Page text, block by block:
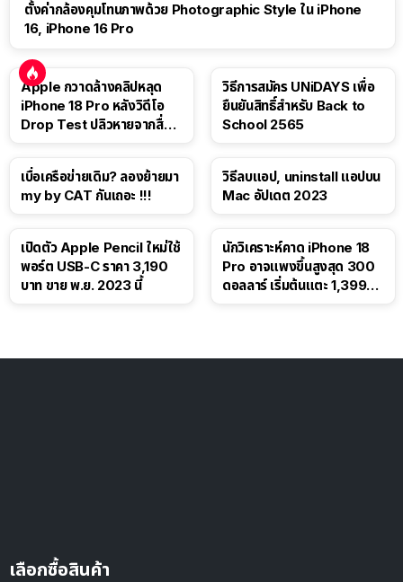
ตั้งค่ากล้องคุมโทนภาพด้วย Photographic Style ใน iPhone
16, iPhone 16 Pro
Apple กวาดล้างคลิปหลุด
iPhone 18 Pro หลังวิดีโอ
Drop Test ปลิวหายจากสื่อ
วิธีการสมัคร UNiDAYS เพื่อ
ยืนยันสิทธิ์สำหรับ Back to
School 2565
เบื่อเครือข่ายเดิม? ลองย้ายมา
my by CAT กันเถอะ !!!
วิธีลบแอป, uninstall แอปบน
Mac อัปเดต 2023
เปิดตัว Apple Pencil ใหม่ใช้
พอร์ต USB-C ราคา 3,190
บาท ขาย พ.ย. 2023 นี้
นักวิเคราะห์คาด iPhone 18
Pro อาจแพงขึ้นสูงสุด 300
ดอลลาร์ เริ่มต้นแตะ 1,399
เลือกซื้อสินค้า